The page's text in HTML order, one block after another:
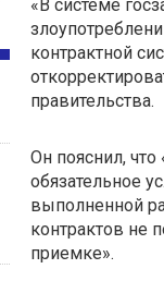
«В системе
контрактной
правительства.
Он пояснил, что
обязательное
выполненной
контрактов не
приемке».